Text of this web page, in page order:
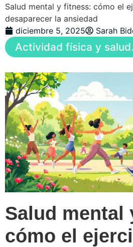
Salud mental y fitness: cómo el
desaparecer la ansiedad
diciembre 5, 2025
Sarah
Actividad física y salud.
Salud mental
cómo el